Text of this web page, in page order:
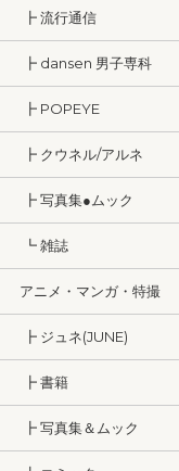
┣ 流行通信
┣ dansen 男子専科
┣ POPEYE
┣ クウネル/アルネ
┣ 写真集●ムック
┗ 雑誌
アニメ・マンガ・特撮
┣ ジュネ(JUNE)
┣ 書籍
┣ 写真集＆ムック